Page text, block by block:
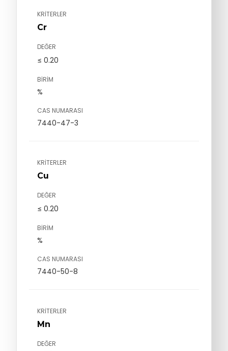
KRITERLER
Cr
DEĞER
≤ 0.20
BIRIM
%
CAS NUMARASI
7440-47-3
KRITERLER
Cu
DEĞER
≤ 0.20
BIRIM
%
CAS NUMARASI
7440-50-8
KRITERLER
Mn
DEĞER